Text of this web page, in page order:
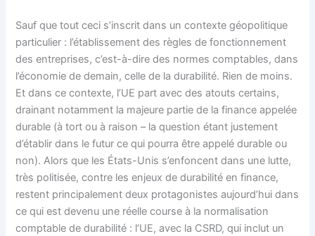
Sauf que tout ceci s’inscrit dans un contexte géopolitique
particulier : l’établissement des règles de fonctionnement
des entreprises, c’est-à-dire des normes comptables, dans
l’économie de demain, celle de la durabilité. Rien de moins.
Et dans ce contexte, l’UE part avec des atouts certains,
drainant notamment la majeure partie de la finance appelée
durable (à tort ou à raison – la question étant justement
d’établir dans le futur ce qui pourra être appelé durable ou
non). Alors que les États-Unis s’enfoncent dans une lutte,
très politisée, contre les enjeux de durabilité en finance,
restent principalement deux protagonistes aujourd’hui dans
ce qui est devenu une réelle course à la normalisation
comptable de durabilité : l’UE, avec la CSRD, qui inclut un